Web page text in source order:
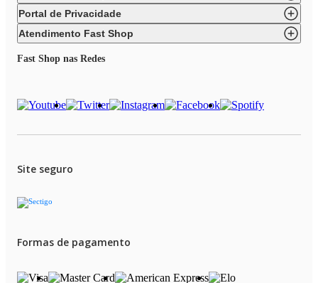
Portal de Privacidade
Atendimento Fast Shop
Fast Shop nas Redes
Site seguro
Formas de pagamento